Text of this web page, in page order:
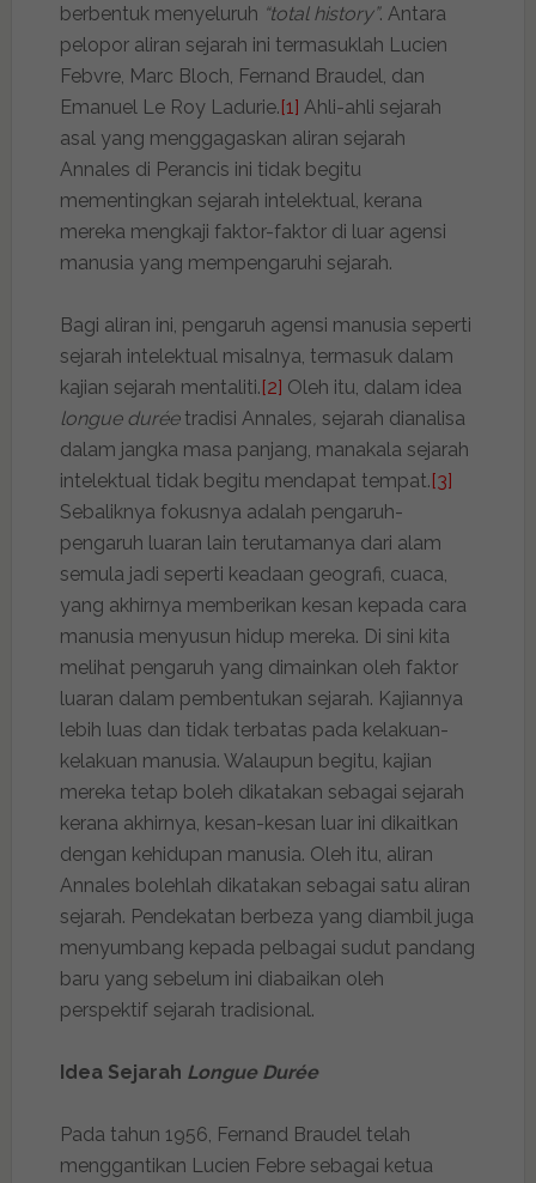
berbentuk menyeluruh “total history”. Antara
pelopor aliran sejarah ini termasuklah Lucien
Febvre, Marc Bloch, Fernand Braudel, dan
Emanuel Le Roy Ladurie.[1] Ahli-ahli sejarah
asal yang menggagaskan aliran sejarah
Annales di Perancis ini tidak begitu
mementingkan sejarah intelektual, kerana
mereka mengkaji faktor-faktor di luar agensi
manusia yang mempengaruhi sejarah.
Bagi aliran ini, pengaruh agensi manusia seperti
sejarah intelektual misalnya, termasuk dalam
kajian sejarah mentaliti.[2] Oleh itu, dalam idea
longue durée tradisi Annales, sejarah dianalisa
dalam jangka masa panjang, manakala sejarah
intelektual tidak begitu mendapat tempat.[3]
Sebaliknya fokusnya adalah pengaruh-
pengaruh luaran lain terutamanya dari alam
semula jadi seperti keadaan geografi, cuaca,
yang akhirnya memberikan kesan kepada cara
manusia menyusun hidup mereka. Di sini kita
melihat pengaruh yang dimainkan oleh faktor
luaran dalam pembentukan sejarah. Kajiannya
lebih luas dan tidak terbatas pada kelakuan-
kelakuan manusia. Walaupun begitu, kajian
mereka tetap boleh dikatakan sebagai sejarah
kerana akhirnya, kesan-kesan luar ini dikaitkan
dengan kehidupan manusia. Oleh itu, aliran
Annales bolehlah dikatakan sebagai satu aliran
sejarah. Pendekatan berbeza yang diambil juga
menyumbang kepada pelbagai sudut pandang
baru yang sebelum ini diabaikan oleh
perspektif sejarah tradisional.
Idea Sejarah Longue Durée
Pada tahun 1956, Fernand Braudel telah
menggantikan Lucien Febre sebagai ketua